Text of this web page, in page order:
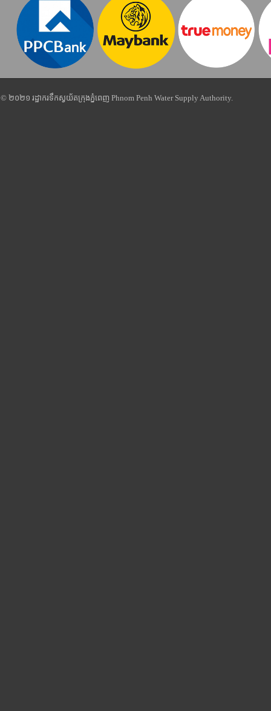
© ២០២១ រដ្ឋាករទឹកស្វយ័តក្រុងភ្នំពេញ Phnom Penh Water Supply Authority.